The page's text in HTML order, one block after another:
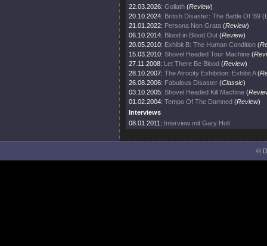
22.03.2026: Goliath (Review)
20.10.2024: British Disaster: The Battle Of '89
21.01.2022: Persona Non Grata (Review)
06.10.2014: Blood in Blood Out (Review)
20.05.2010: Exhibit B: The Human Condition (
15.03.2010: Shovel Headed Tour Machine (
27.11.2008: Let There Be Blood (Review)
28.10.2007: The Atrocity Exhibition: Exhibit A(
26.08.2006: Fabulous Disaster (Classic)
03.10.2005: Shovel Headed Kill Machine (
01.02.2004: Tempo Of The Damned (Review)
Interviews
08.01.2011: Interview mit Gary Holt
©